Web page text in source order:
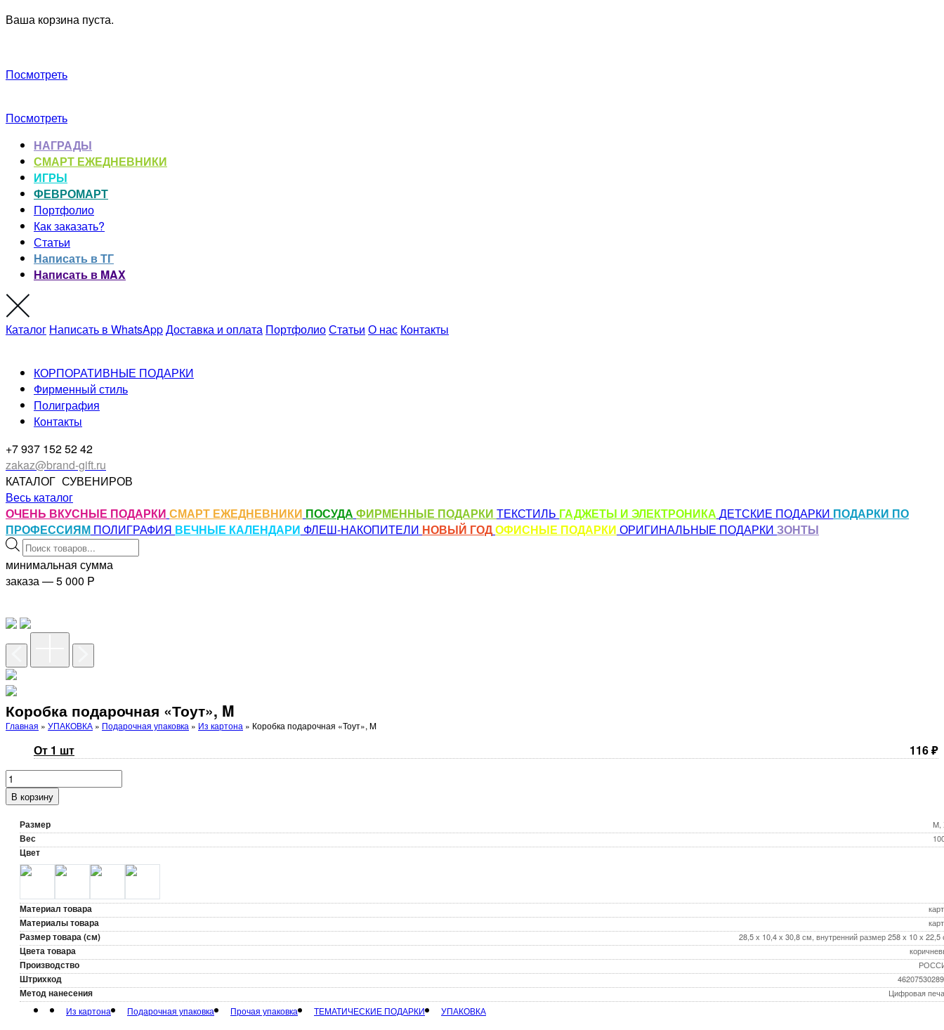
Ваша корзина пуста.
Посмотреть
Посмотреть
НАГРАДЫ
СМАРТ ЕЖЕДНЕВНИКИ
ИГРЫ
ФЕВРОМАРТ
Портфолио
Как заказать?
Статьи
Написать в ТГ
Написать в MAX
Каталог Написать в WhatsAppДоставка и оплата ПортфолиоСтатьи О нас Контакты
КОРПОРАТИВНЫЕ ПОДАРКИ
Фирменный стиль
Полиграфия
Контакты
+7 937 152 52 42
zakaz@brand-gift.ru
КАТАЛОГ СУВЕНИРОВ
Весь каталог
ОЧЕНЬ ВКУСНЫЕ ПОДАРКИ СМАРТ ЕЖЕДНЕВНИКИ ПОСУДА ФИРМЕННЫЕ ПОДАРКИ ТЕКСТИЛЬ ГАДЖЕТЫ И ЭЛЕКТРОНИКА ДЕТСКИЕ ПОДАРКИ ПОДАРКИ ПО
ПРОФЕССИЯМ ПОЛИГРАФИЯ ВЕЧНЫЕ КАЛЕНДАРИ ФЛЕШ-НАКОПИТЕЛИ НОВЫЙ ГОДОФИСНЫЕ ПОДАРКИ ОРИГИНАЛЬНЫЕ ПОДАРКИ ЗОНТЫ
Поиск
товаров
минимальная сумма
заказа — 5 000 P
Коробка подарочная «Тоут», M
Главная » УПАКОВКА » Подарочная упаковка » Из картона » Коробка подарочная «Тоут», M
От 1 шт 116₽
В корзину
Размер M,
Вес
Цвет
Материал товара
Материалы товара
Размер товара (см) 28,5 х 10,4 х 30,8 см, внутренний размер 258 х 10 х 22,5
Цвета товара
Производство
Штрихкод
Метод нанесения Цифровая
Из картона Подарочная упаковка Прочая упаковка ТЕМАТИЧЕСКИЕ ПОДАРКИ УПАКОВКА